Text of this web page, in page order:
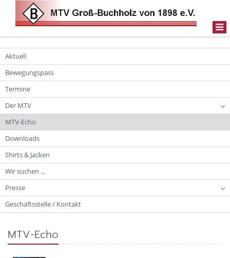
Aktuell
Bewegungspass
Termine
Der MTV
MTV-Echo
Downloads
Shirts & Jacken
Wir suchen ...
Presse
Geschäftsstelle / Kontakt
MTV-Echo